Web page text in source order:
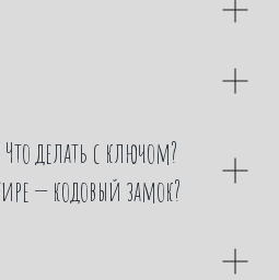
Что делать с ключом?
— кодовый замок?